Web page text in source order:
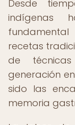
Desde
indígenas
recetas
de
generación
sido las
memoria